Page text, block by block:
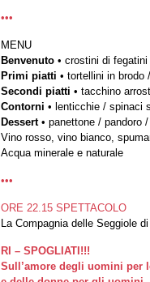
•••
MENU
Benvenuto • crostini di
Primi piatti • tortellini in brodo
Secondi piatti • tacchino
Contorni • lenticchie / spinaci
Dessert• panettone / pandoro
Vino rosso, vino bianco,
Acqua minerale e naturale
•••
ORE 22.15 SPETTACOLO
La Compagnia delle Seggiole
RI – SPOGLIATI!!!
Sull’amore degli uomini per